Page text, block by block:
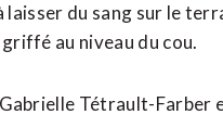
laisser du sang sur le
au niveau du cou.
Tétrault-Farber